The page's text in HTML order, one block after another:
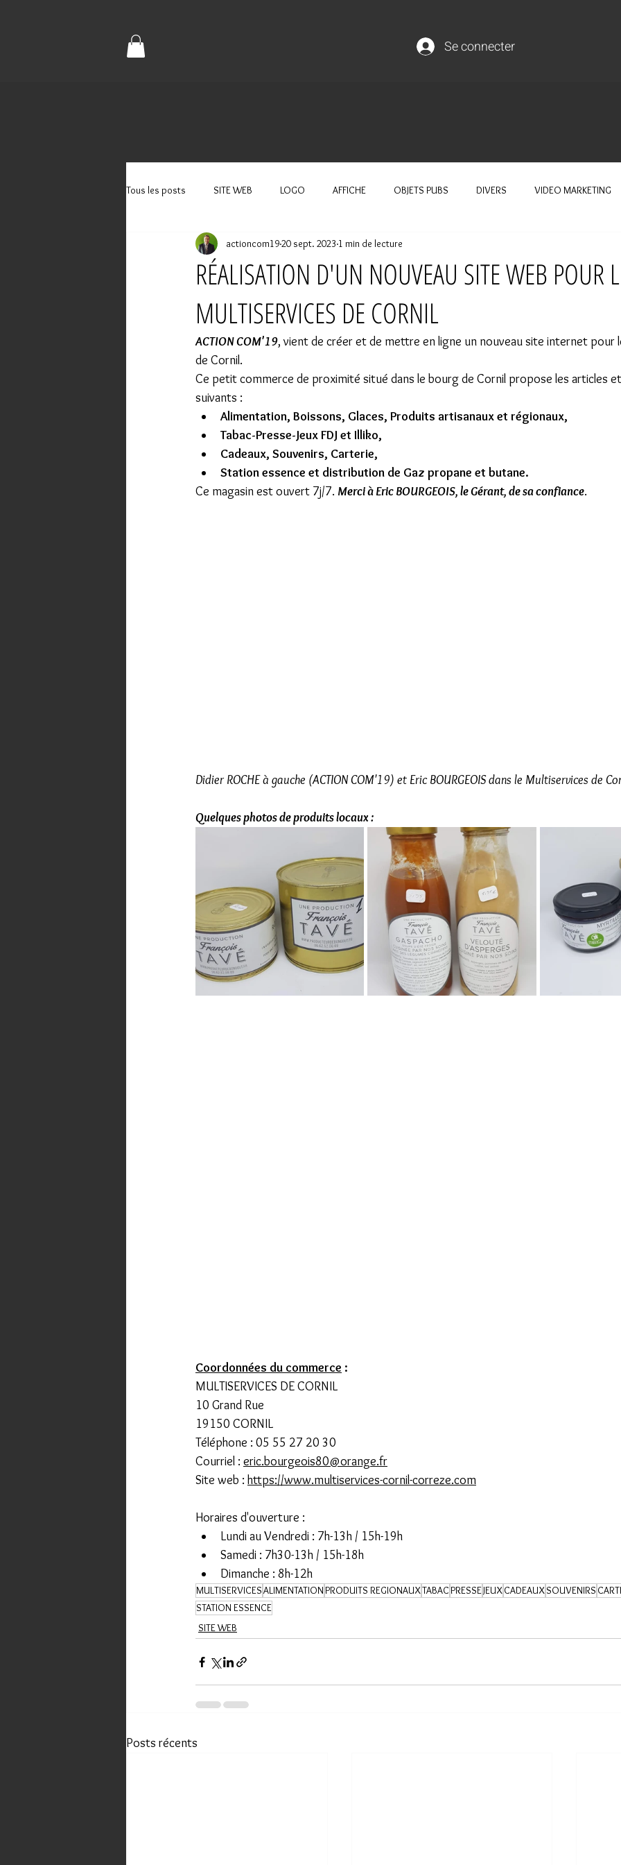
Se connecter
Tous les posts SITE WEB LOGO AFFICHE OBJETS PUBS DIVERS VIDEO MARKETING
RÉALISATION D'UN NOUVEAU SITE WEB POUR
MULTISERVICES DE CORNIL
actioncom1920 sept. 2023 1 min de lecture
ACTION COM'19, vient de créer et de mettre en ligne un nouveau site internet pour
de Cornil.
Ce petit commerce de proximité situé dans le bourg de Cornil propose les articles
suivants :
Alimentation, Boissons, Glaces, Produits artisanaux et régionaux,
Tabac-Presse-Jeux FDJ et Illiko,
Cadeaux, Souvenirs, Carterie,
Station essence et distribution de Gaz propane et butane.
Ce magasin est ouvert 7j/7. Merci à Eric BOURGEOIS, le Gérant, de sa confiance.
Didier ROCHE à gauche (ACTION COM'19) et Eric BOURGEOIS dans le Multiservices de
Quelques photos de produits locaux :
Coordonnées du commerce :
MULTISERVICES DE CORNIL
10 Grand Rue
19150 CORNIL
Téléphone : 05 55 27 20 30
Courriel : eric.bourgeois80@orange.fr
Site web : https://www.multiservices-cornil-correze.com
Horaires d'ouverture :
Lundi au Vendredi : 7h-13h / 15h-19h
Samedi : 7h30-13h / 15h-18h
Dimanche : 8h-12h
MULTISERVICESALIMENTATIONPRODUITS REGIONAUXTABACPRESSEJEUXCADEAUXSOUVENIRS
STATION ESSENCE
SITE WEB
Posts récents